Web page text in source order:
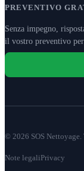
PREVENTIVO
Senza impegno,
il vostro preventivo
© 2026 SOS
Note legaliPrivacy